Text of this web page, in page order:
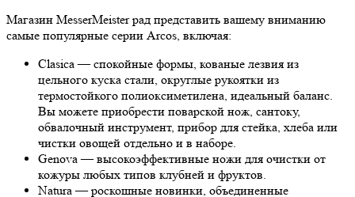
Магазин MesserMeister рад представить вашему вниманию
самые популярные серии Arcos, включая:
Clasica — спокойные формы, кованые лезвия из
цельного куска стали, округлые рукоятки из
термостойкого полиоксиметилена, идеальный баланс.
Вы можете приобрести поварской нож, сантоку,
обвалочный инструмент, прибор для стейка, хлеба или
чистки овощей отдельно и в наборе.
Genova — высокоэффективные ножи для очистки от
кожуры любых типов клубней и фруктов.
Natura — роскошные новинки, объединенные